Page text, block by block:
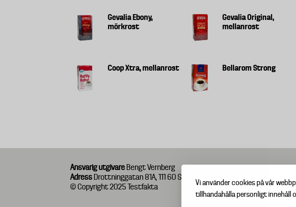
Vi använder cookies på vår
tillhandahålla personligt innehåll
Gevalia Ebony,
mörkrost
Gevalia Original,
mellanrost
Coop Xtra, mellanrost Bellarom Strong
Ansvarig utgivare Bengt Vernberg
Adress Drottninggatan 81A, 111 60 Stockholm
© Copyright 2025 Testfakta